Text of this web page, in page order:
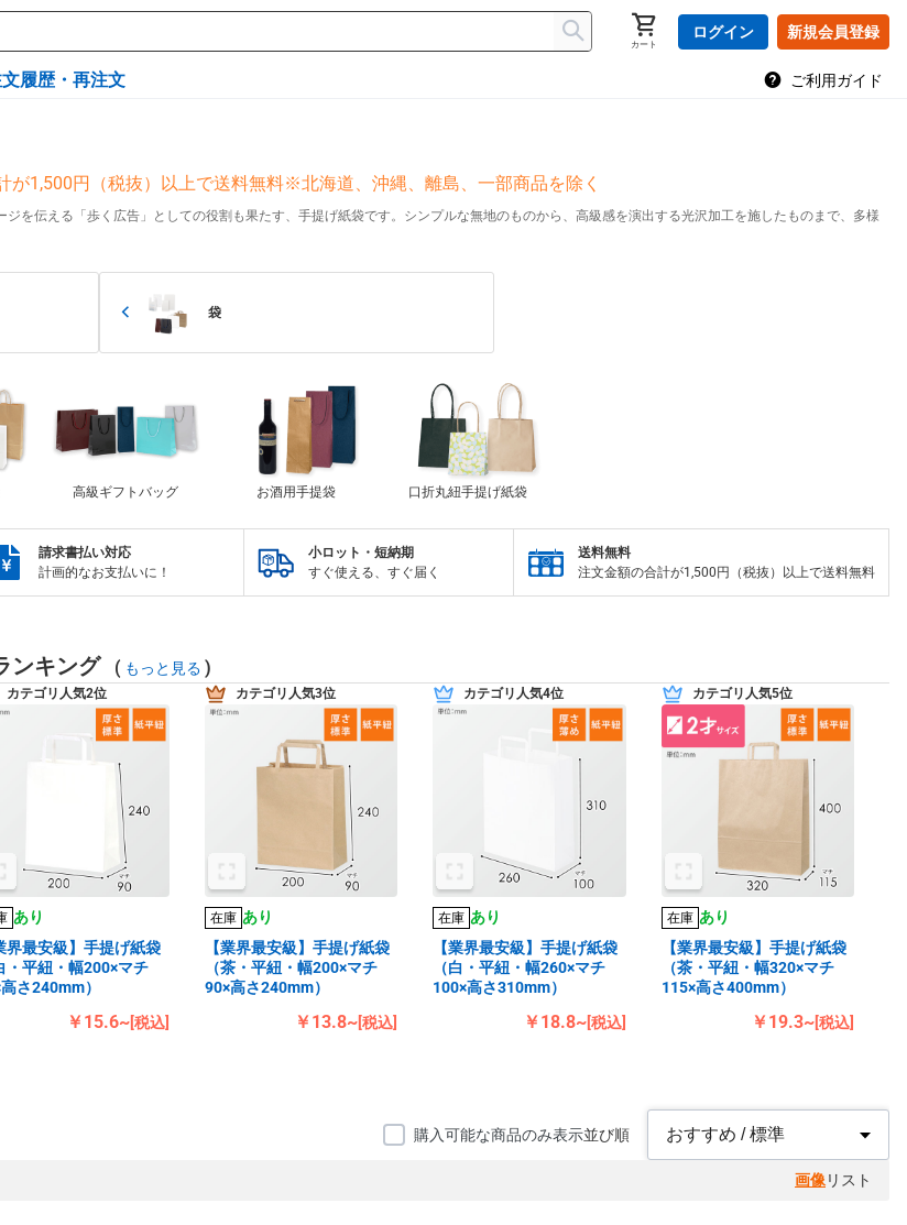
カート
ログイン 新規会員登録
履歴・再注文 ご利用ガイド
が1,500円（税抜）以上で送料無料※北海道、沖縄、離島、一部商品を除く
を伝える「歩く広告」としての役割も果たす、手提げ紙袋です。シンプルな無地のものから、高級感を演出する光沢加工を施したものまで、多様
袋
高級ギフトバッグ お酒用手提袋 口折丸紐手提げ紙袋
請求書払い対応
計画的なお支払いに！
小ロット・短納期
すぐ使える、すぐ届く
送料無料
注文金額の合計が1,500円（税抜）以上で送料無料
ンキング ( もっと見る )
カテゴリ人気2位
あり
界最安級】手提げ紙袋
・平紐・幅200×マチ
さ240mm）
￥15.6~[税込]
カテゴリ人気3位
在庫 あり
【業界最安級】手提げ紙袋
（茶・平紐・幅200×マチ
90×高さ240mm）
￥13.8~[税込]
カテゴリ人気4位
在庫 あり
【業界最安級】手提げ紙袋
（白・平紐・幅260×マチ
100×高さ310mm）
￥18.8~[税込]
カテゴリ人気5位
在庫 あり
【業界最安級】手提げ紙袋
（茶・平紐・幅320×マチ
115×高さ400mm）
￥19.3~[税込]
購入可能な商品のみ表示並び順
画像リスト